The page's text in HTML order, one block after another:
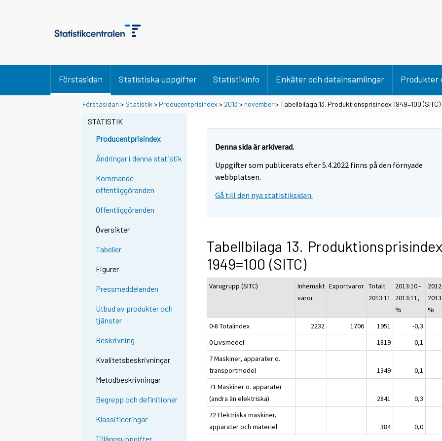
Förstasidan Statistiska uppgifter Statistikinfo Enkäter och datainsamlingar Produkter
Förstasidan > Statistik > Producentprisindex > 2013 > november> Tabellbilaga 13. Produktionsprisindex 1949=100 (SITC)
STATISTIK
Producentprisindex
Ändringar i denna statistik
Kommande
offentliggöranden
Offentliggöranden
Översikter
Tabeller
Figurer
Pressmeddelanden
Utbud av produkter och
tjänster
Beskrivning
Kvalitetsbeskrivningar
Metodbeskrivningar
Begrepp och definitioner
Klassificeringar
Tilläggsuppgifter
Denna sida är arkiverad.
Uppgifter som publicerats efter 5.4.2022 finns på den förnyade
webbplatsen.
Gå till den nya statistiksidan.
Tabellbilaga 13. Produktionsprisindex
1949=100 (SITC)
Varugrupp (SITC)
Inhemskt
varor
Exportvaror Totalt
2013:11
2013:10 -
2013:11,
%
%
0-8 Totalindex
2232 1706 1951
-0,3
0 Livsmedel
1819
-0,1
7 Maskiner, apparater o.
transportmedel
1349
0,1
71 Maskiner o. apparater
(andra än elektriska)
2841
0,3
72 Elektriska maskiner,
apparater och materiel
384 0,0